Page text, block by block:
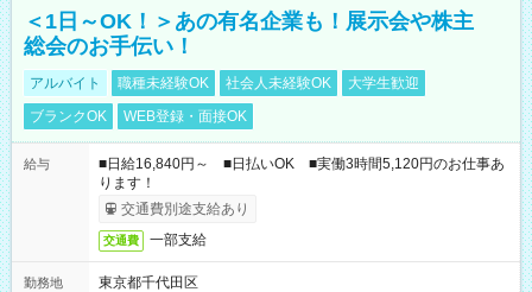
＜1日～OK！＞あの有名企業も！展示会や株主
総会のお手伝い！
アルバイト 職種未経験OK 社会人未経験OK
大学生歓迎
ブランクOK
WEB登録・面接OK
給与
■日給16,840円～ ■日払いOK ■実働3時間5,120円のお仕事あ
ります！
交通費別途支給あり
交通費 一部支給
勤務地
東京都千代田区